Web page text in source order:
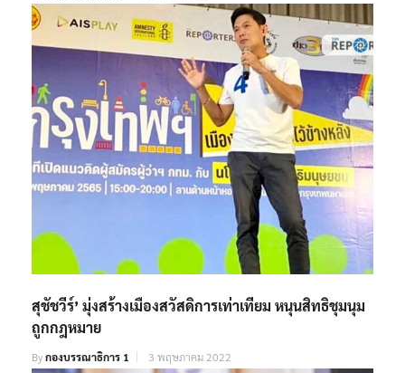
สุชัชวีร์’ มุ่งสร้างเมืองสวัสดิการเท่าเทียม หนุนสิทธิชุมนุม
ถูกกฎหมาย
Byกองบรรณาธิการ 1 3 พฤษภาคม 2022